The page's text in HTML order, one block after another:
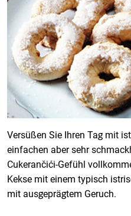
Versüßen Sie Ihren Tag mit
einfachen aber sehr
Cukerančići-Gefühl
Kekse mit einem typisch
mit ausgeprägtem Geruch.